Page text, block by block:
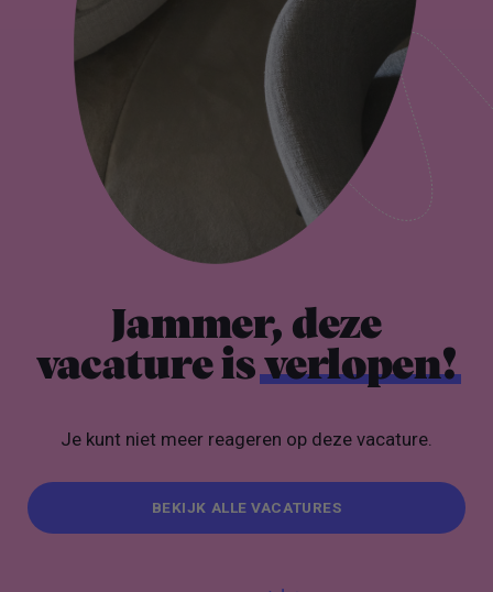
Jammer, deze
vacature isverlopen!
Je kunt niet meer reageren op deze vacature.
BEKIJK ALLE VACATURES